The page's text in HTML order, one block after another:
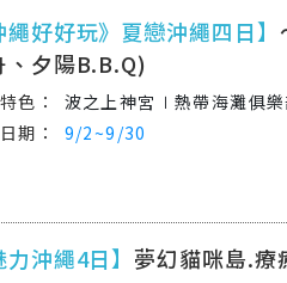
好好玩》夏戀沖繩四日】
、夕陽B.B.Q)
波之上神宮∣熱帶海灘俱樂
9/2~9/30
力沖繩4日】夢幻貓咪島.療